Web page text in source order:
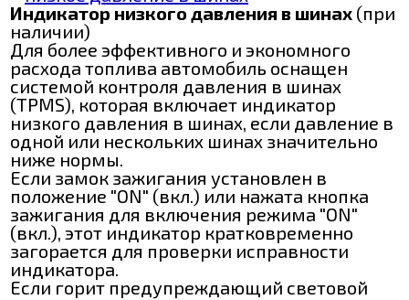
Индикатор низкого давления в шинах (при
наличии)
Для более эффективного и экономного
расхода топлива автомобиль оснащен
системой контроля давления в шинах
(TPMS), которая включает индикатор
низкого давления в шинах, если давление в
одной или нескольких шинах значительно
ниже нормы.
Если замок зажигания установлен в
положение "ON" (вкл.) или нажата кнопка
зажигания для включения режима "ON"
(вкл.), этот индикатор кратковременно
загорается для проверки исправности
индикатора.
Если горит предупреждающий световой